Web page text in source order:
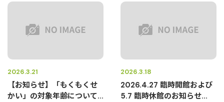
2026.3.21
【お知らせ】「もくもくせ
かい」の対象年齢について...
2026.3.18
2026.4.27 臨時開館および
5.7 臨時休館のお知らせ...